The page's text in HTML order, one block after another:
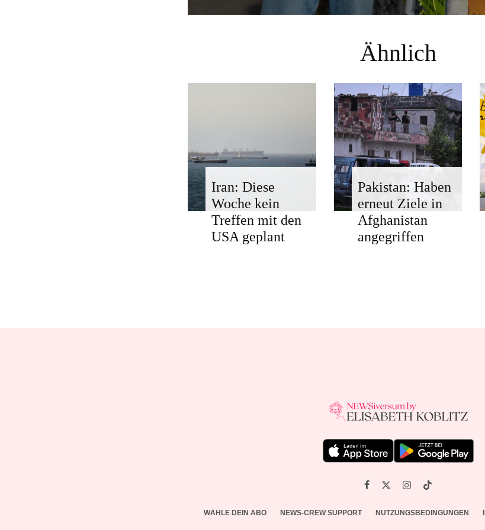
Ähnlich
Iran: Diese
Woche kein
Treffen mit den
USA geplant
Pakistan: Haben
erneut Ziele in
Afghanistan
angegriffen
WÄHLE DEIN ABO NEWS-CREW SUPPORT NUTZUNGSBEDINGUNGEN